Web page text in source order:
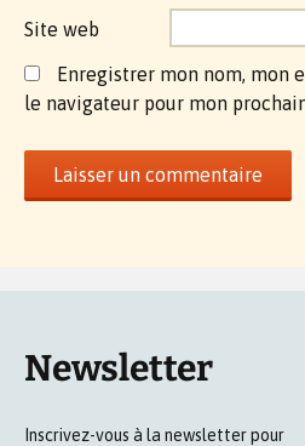
Site web
Enregistrer mon nom, mon
le navigateur pour mon
Newsletter
Inscrivez-vous à la newsletter pour